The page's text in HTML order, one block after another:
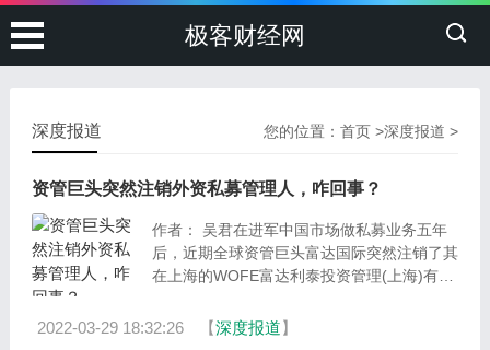
极客财经网
您的位置：首页 >深度报道 >
深度报道
资管巨头突然注销外资私募管理人，咋回事？
作者： 吴君在进军中国市场做私募业务五年
后，近期全球资管巨头富达国际突然注销了其
在上海的WOFE富达利泰投资管理(上海)有限
2022-03-29 18:32:26 【深度报道】